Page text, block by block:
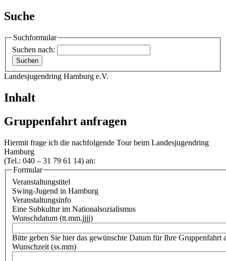
Suche
Suchformular
Suchen nach:
Landesjugendring Hamburg e.V.
Inhalt
Gruppenfahrt anfragen
Hiermit frage ich die nachfolgende Tour beim Landesjugendring
Hamburg
(Tel.: 040 – 31 79 61 14) an:
Formular
Veranstaltungstitel
Swing-Jugend in Hamburg
Veranstaltungsinfo
Eine Subkultur im Nationalsozialismus
Wunschdatum (tt.mm.jjjj)
Bitte geben Sie hier das gewünschte Datum für Ihre Gruppenfahrt
Wunschzeit (ss.mm)